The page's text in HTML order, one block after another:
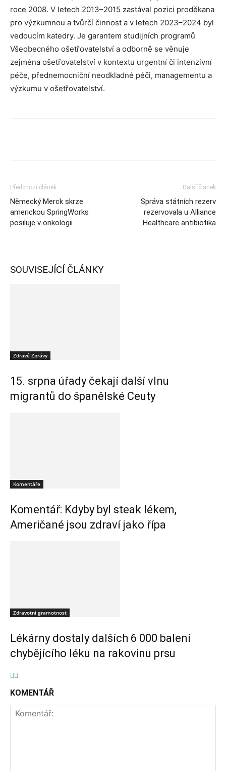
roce 2008. V letech 2013–2015 zastával pozici proděkana
pro výzkumnou a tvůrčí činnost a v letech 2023–2024 byl
vedoucím katedry. Je garantem studijních programů
Všeobecného ošetřovatelství a odborně se věnuje
zejména ošetřovatelství v kontextu urgentní či intenzivní
péče, přednemocniční neodkladné péči, managementu a
výzkumu v ošetřovatelství.
Předchozí článek
Německý Merck skrze
americkou SpringWorks
posiluje v onkologii
Další článek
Správa státních rezerv
rezervovala u Alliance
Healthcare antibiotika
SOUVISEJÍCÍ ČLÁNKY
Zdravé Zprávy
15. srpna úřady čekají další vlnu
migrantů do španělské Ceuty
Komentáře
Komentář: Kdyby byl steak lékem,
Američané jsou zdraví jako řípa
Zdravotní gramotnost
Lékárny dostaly dalších 6 000 balení
chybějícího léku na rakovinu prsu
KOMENTÁŘ